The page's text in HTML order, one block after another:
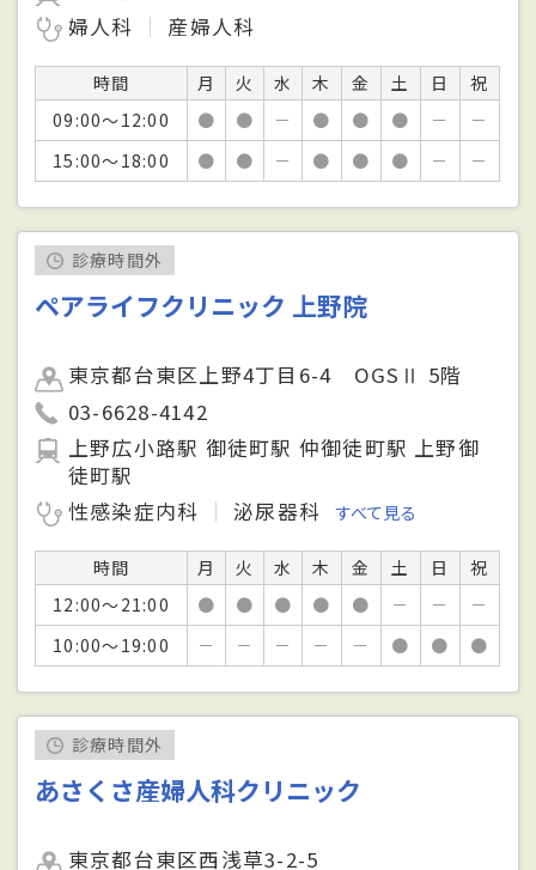
婦人科
産婦人科
時間 月 火 水 木 金 土 日
祝
09:00～12:00
● ● － ● ● ● －
－
15:00～18:00
● ● － ● ● ● － －
診療時間外
ペアライフクリニック 上野院
東京都台東区上野4丁目6-4 OGSⅡ 5階
03-6628-4142
上野広小路駅 御徒町駅 仲御徒町駅 上野御
徒町駅
性感染症内科
泌尿器科 すべて見る
時間 月 火 水 木 金 土 日
祝
12:00～21:00
● ● ● ● ● － －
－
10:00～19:00
－ － － － － ● ● ●
診療時間外
あさくさ産婦人科クリニック
東京都台東区西浅草3-2-5